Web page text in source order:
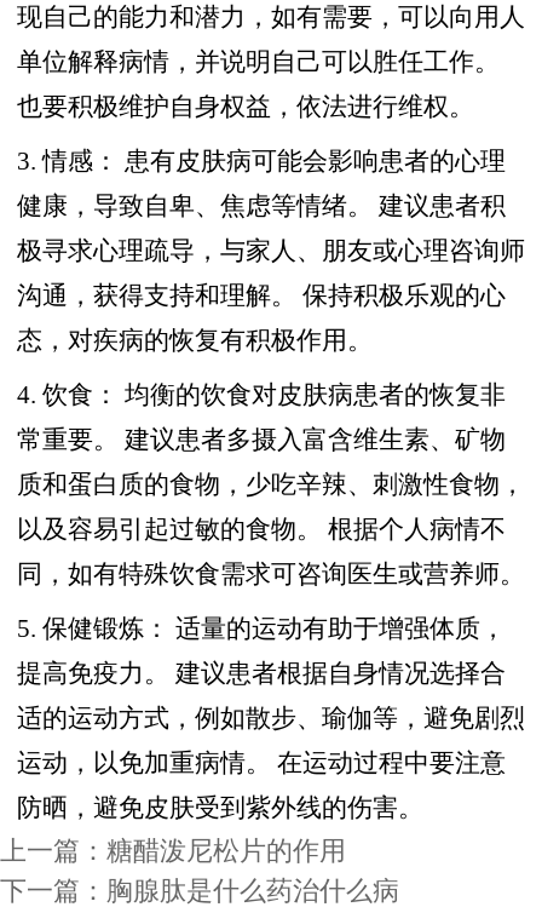
现自己的能力和潜力，如有需要，可以向用人
单位解释病情，并说明自己可以胜任工作。
也要积极维护自身权益，依法进行维权。
3. 情感： 患有皮肤病可能会影响患者的心理
健康，导致自卑、焦虑等情绪。 建议患者积
极寻求心理疏导，与家人、朋友或心理咨询师
沟通，获得支持和理解。 保持积极乐观的心
态，对疾病的恢复有积极作用。
4. 饮食： 均衡的饮食对皮肤病患者的恢复非
常重要。 建议患者多摄入富含维生素、矿物
质和蛋白质的食物，少吃辛辣、刺激性食物，
以及容易引起过敏的食物。 根据个人病情不
同，如有特殊饮食需求可咨询医生或营养师。
5. 保健锻炼： 适量的运动有助于增强体质，
提高免疫力。 建议患者根据自身情况选择合
适的运动方式，例如散步、瑜伽等，避免剧烈
运动，以免加重病情。 在运动过程中要注意
防晒，避免皮肤受到紫外线的伤害。
上一篇： 糖醋泼尼松片的作用
下一篇： 胸腺肽是什么药治什么病